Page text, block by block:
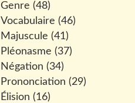
Genre (48)
Vocabulaire (46)
Majuscule (41)
Pléonasme (37)
Négation (34)
Prononciation (29)
Élision (16)